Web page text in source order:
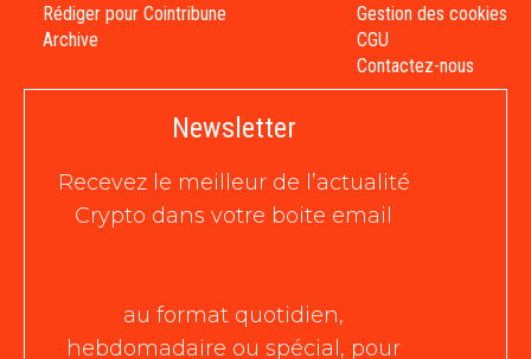
Rédiger pour Cointribune
Archive
Gestion des cookies
CGU
Contactez-nous
Newsletter
Recevez le meilleur de l’actualité
Crypto dans votre boite email
au format quotidien,
hebdomadaire ou spécial, pour